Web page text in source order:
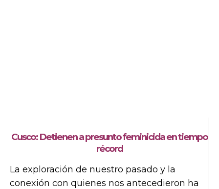
Cusco: Detienen a presunto feminicida en tiempo
récord
La exploración de nuestro pasado y la
conexión con quienes nos antecedieron ha